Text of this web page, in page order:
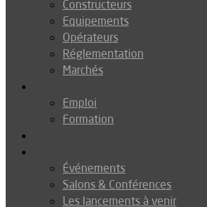
Constructeurs
Equipements
Opérateurs
Réglementation
Marchés
Emploi
Formation
Événements
Salons & Conférences
Les lancements à venir